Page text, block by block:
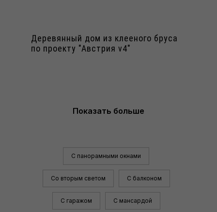
Деревянный дом из клееного бруса
по проекту "Австрия v4"
Показать больше
С панорамными окнами
Со вторым светом С балконом
С гаражом С мансардой